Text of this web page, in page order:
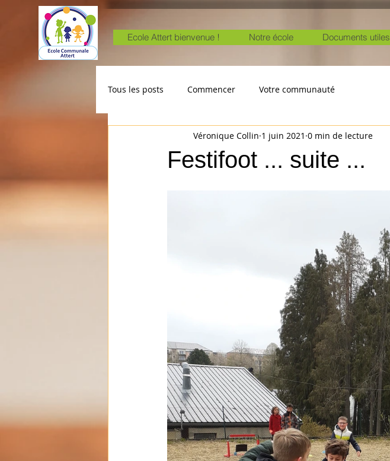
Ecole Attert bienvenue ! Notre école Documents utiles
Tous les posts Commencer Votre communauté
Festifoot ... suite ...
Véronique Collin 1 juin 2021 0 min de lecture